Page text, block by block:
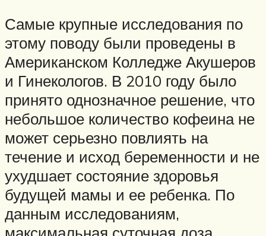
Самые крупные исследования по
этому поводу были проведены в
Американском Колледже Акушеров
и Гинекологов. В 2010 году было
принято однозначное решение, что
небольшое количество кофеина не
может серьезно повлиять на
течение и исход беременности и не
ухудшает состояние здоровья
будущей мамы и ее ребенка. По
данным исследованиям,